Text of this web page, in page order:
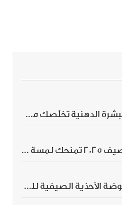
5 ماسكات طبيعية للبشرة الدهنية تخلّصك من الحبوب بسرعة
قبعات رجالية موضة صيف 2025 تمنحك لمسة أناقة استثنائية
4 تصاميم رائجة في موضة الأحذية الصيفية للرجال هذا الموسم